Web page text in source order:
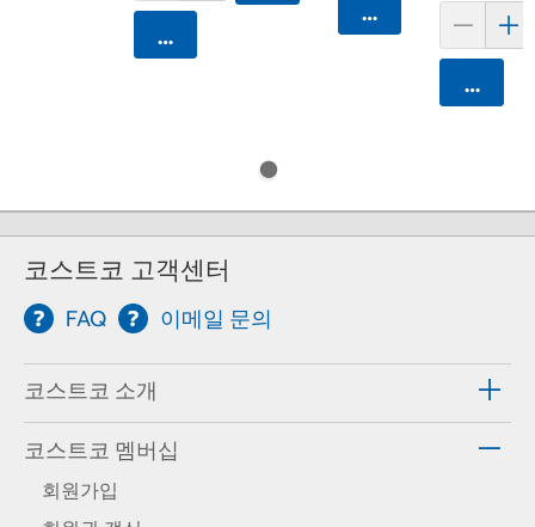
카트에 담기
카트에 담기
카트에
코스트코 고객센터
FAQ 이메일 문의
코스트코 소개
코스트코 멤버십
회원가입